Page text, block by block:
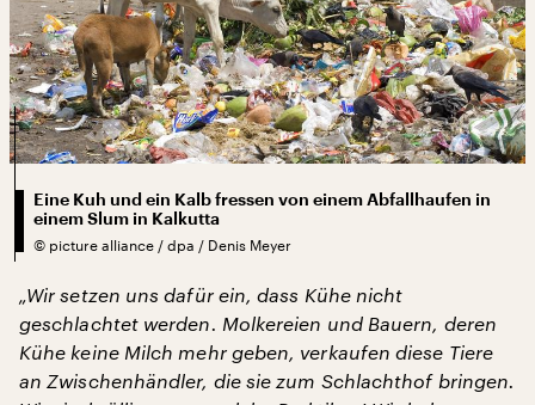
Eine Kuh und ein Kalb fressen von einem Abfallhaufen in
einem Slum in Kalkutta
© picture alliance / dpa / Denis Meyer
„Wir setzen uns dafür ein, dass Kühe nicht
geschlachtet werden. Molkereien und Bauern, deren
Kühe keine Milch mehr geben, verkaufen diese Tiere
an Zwischenhändler, die sie zum Schlachthof bringen.